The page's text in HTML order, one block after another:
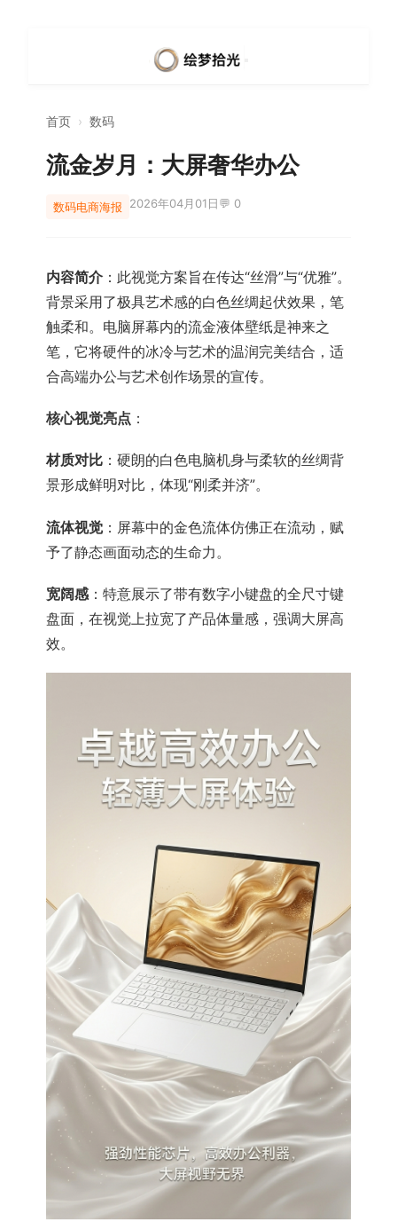
首页 › 数码
流金岁月：大屏奢华办公
数码电商海报 2026年04月01日💬 0
内容简介 ：此视觉方案旨在传达“丝滑”与“优雅”。
背景采用了极具艺术感的白色丝绸起伏效果，笔
触柔和。电脑屏幕内的流金液体壁纸是神来之
笔，它将硬件的冰冷与艺术的温润完美结合，适
合高端办公与艺术创作场景的宣传。
核心视觉亮点 ：
材质对比 ：硬朗的白色电脑机身与柔软的丝绸背
景形成鲜明对比，体现“刚柔并济”。
流体视觉 ：屏幕中的金色流体仿佛正在流动，赋
予了静态画面动态的生命力。
宽阔感 ：特意展示了带有数字小键盘的全尺寸键
盘面，在视觉上拉宽了产品体量感，强调大屏高
效。